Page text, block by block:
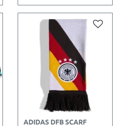
ADIDAS DFB SCARF